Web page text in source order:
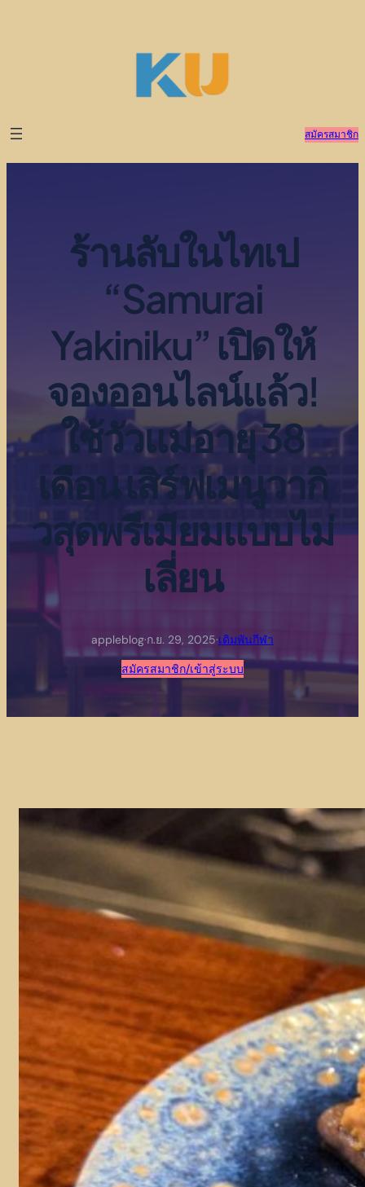
สมัครสมาชิก
ร้านลับในไทเป
“Samurai
Yakiniku” เปิดให้
จองออนไลน์แล้ว!
ใช้วัวแม่อายุ 38
เดือน เสิร์ฟเมนูวากิ
วสุดพรีเมียมแบบไม่
เลี่ยน
appleblog·ก.ย. 29, 2025·เดิมพันกีฬา
สมัครสมาชิก/เข้าสู่ระบบ